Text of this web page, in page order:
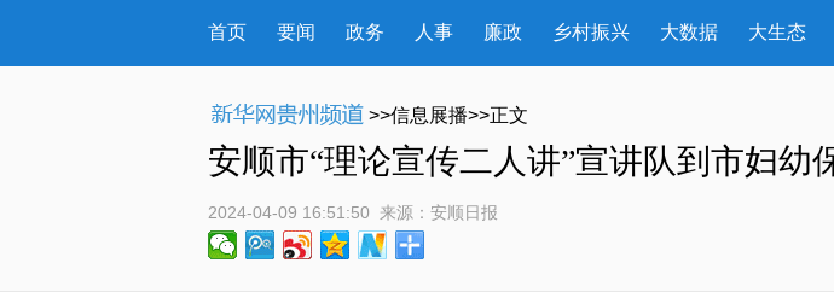
首页 要闻 政务 人事 廉政 乡村振兴 大数据 大生态
>>信息展播>>正文
安顺市“理论宣传二人讲”宣讲队到市妇幼
2024-04-09 16:51:50 来源： 安顺日报